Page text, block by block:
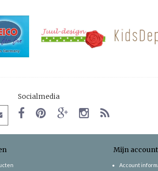
Socialmedia
Mijn account
Account